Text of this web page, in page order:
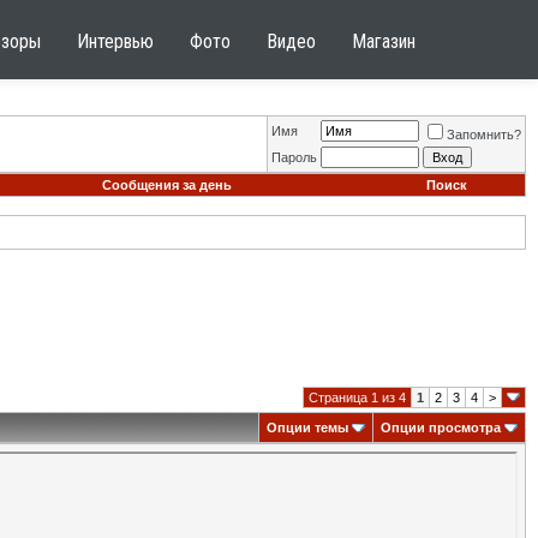
Интервью Фото Видео Магазин
Имя
Запомнить?
Пароль
Сообщения за день
Поиск
Страница 1 из 4 1 2 3 4 >
Опции темы Опции просмотра